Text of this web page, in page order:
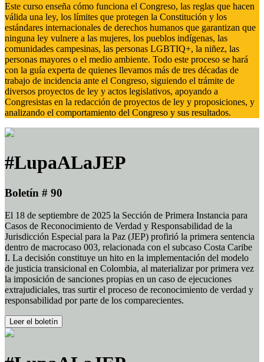
Este curso enseña cómo funciona el Congreso, las reglas que hacen
válida una ley, los límites que protegen la Constitución y los
estándares internacionales de derechos humanos que garantizan que
ninguna ley vulnere a las mujeres, los pueblos indígenas, las
comunidades campesinas, las personas LGBTIQ+, la niñez, las
personas mayores o el medio ambiente. Todo este proceso se hará
con la guía experta de quienes llevamos más de tres décadas de
trabajo de incidencia ante el Congreso, siguiendo el trámite de
diversos proyectos de ley y actos legislativos, apoyando a
Congresistas en la redacción de proyectos de ley y proposiciones, y
analizando el comportamiento del Congreso y sus resultados.
#LupaALaJEP
Boletín # 90
El 18 de septiembre de 2025 la Sección de Primera Instancia para
Casos de Reconocimiento de Verdad y Responsabilidad de la
Jurisdicción Especial para la Paz (JEP) profirió la primera sentencia
dentro de macrocaso 003, relacionada con el subcaso Costa Caribe
I. La decisión constituye un hito en la implementación del modelo
de justicia transicional en Colombia, al materializar por primera vez
la imposición de sanciones propias en un caso de ejecuciones
extrajudiciales, tras surtir el proceso de reconocimiento de verdad y
responsabilidad por parte de los comparecientes.
Leer el boletín